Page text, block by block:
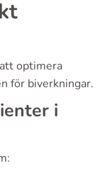
optimera
för biverkningar.
i